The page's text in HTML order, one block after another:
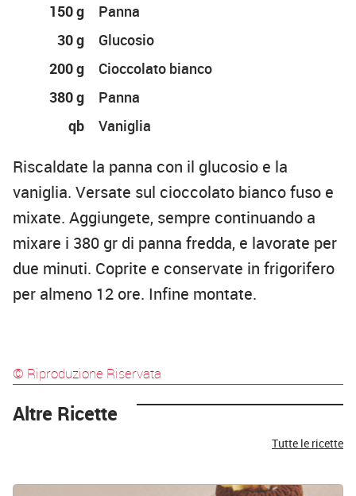
150 g
Panna
30 g
Glucosio
200 g
Cioccolato bianco
380 g
Panna
qb
Vaniglia
Riscaldate la panna con il glucosio e la
vaniglia. Versate sul cioccolato bianco fuso e
mixate. Aggiungete, sempre continuando a
mixare i 380 gr di panna fredda, e lavorate per
due minuti. Coprite e conservate in frigorifero
per almeno 12 ore. Infine montate.
© Riproduzione Riservata
Altre Ricette
Tutte le ricette